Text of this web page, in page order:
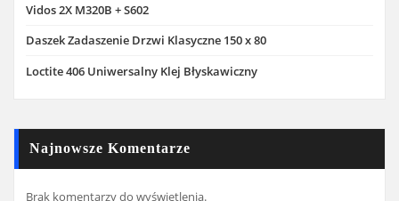
Vidos 2X M320B + S602
Daszek Zadaszenie Drzwi Klasyczne 150 x 80
Loctite 406 Uniwersalny Klej Błyskawiczny
Najnowsze Komentarze
Brak komentarzy do wyświetlenia.